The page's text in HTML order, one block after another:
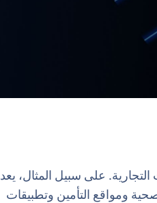
على سبيل المثال، يعد
ومواقع التأمين وتطبيقات